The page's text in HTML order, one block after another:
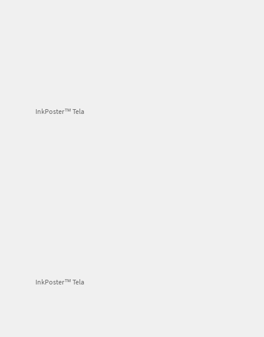
InkPoster™ Tela
InkPoster™ Tela